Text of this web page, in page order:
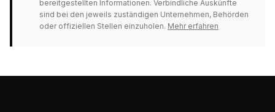
bereitgestellten Informationen. Verbindliche Auskünfte
sind bei den jeweils zuständigen Unternehmen, Behörden
oder offiziellen Stellen einzuholen. Mehr erfahren